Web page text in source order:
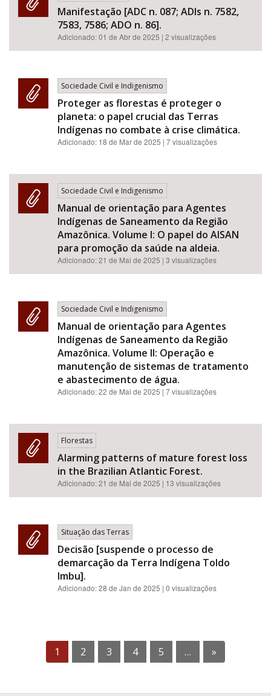
Manifestação [ADC n. 087; ADIs n. 7582,
7583, 7586; ADO n. 86].
Adicionado:01 de Abr de 2025 | 2 visualizações
Sociedade Civil e Indigenismo
Proteger as florestas é proteger o
planeta: o papel crucial das Terras
Indígenas no combate à crise climática.
Adicionado: 18 de Mar de 2025 | 7 visualizações
Sociedade Civil e Indigenismo
Manual de orientação para Agentes
Indígenas de Saneamento da Região
Amazônica. Volume I: O papel do AISAN
para promoção da saúde na aldeia.
Adicionado:21 de Mai de 2025 | 3 visualizações
Sociedade Civil e Indigenismo
Manual de orientação para Agentes
Indígenas de Saneamento da Região
Amazônica. Volume II: Operação e
manutenção de sistemas de tratamento
e abastecimento de água.
Adicionado:22 de Mai de 2025 | 7 visualizações
Florestas
Alarming patterns of mature forest loss
in the Brazilian Atlantic Forest.
Adicionado:21 de Mai de 2025 | 13 visualizações
Situação das Terras
Decisão [suspende o processo de
demarcação da Terra Indígena Toldo
Imbu].
Adicionado:28 de Jan de 2025 | 0 visualizações
1 2 3 4 5 … »